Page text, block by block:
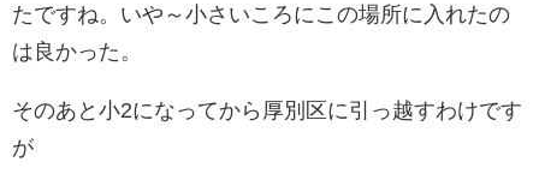
たですね。いや～小さいころにこの場所に入れたの
は良かった。
そのあと小2になってから厚別区に引っ越すわけです
が